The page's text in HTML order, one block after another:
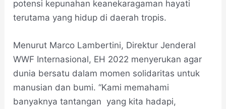
potensi kepunahan keanekaragaman hayati
terutama yang hidup di daerah tropis.
Menurut Marco Lambertini, Direktur Jenderal
WWF Internasional, EH 2022 menyerukan agar
dunia bersatu dalam momen solidaritas untuk
manusian dan bumi. “Kami memahami
banyaknya tantangan yang kita hadapi,